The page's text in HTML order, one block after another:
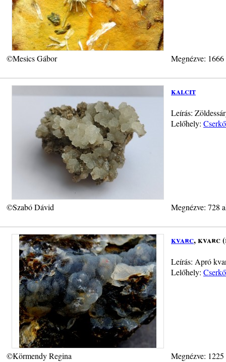
©Mesics Gábor Megnézve:
kalcit
Leírás:
Lelőhely:
©Szabó Dávid Megnézve: 728
kvarc, kvarc
Leírás: Apró
Lelőhely:
©Körmendy Regina Megnézve: